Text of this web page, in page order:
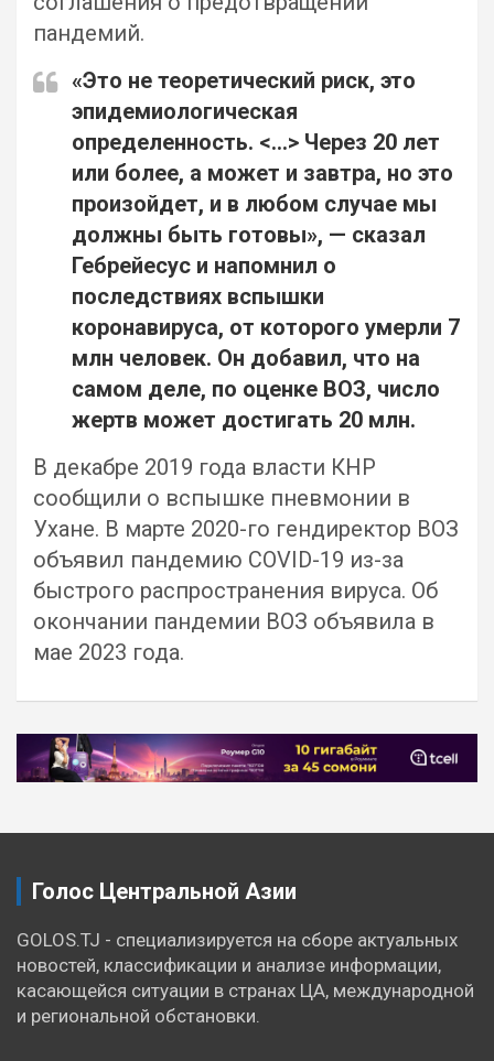
пандемий.
«Это не теоретический риск, это
эпидемиологическая
определенность. <…> Через 20 лет
или более, а может и завтра, но это
произойдет, и в любом случае мы
должны быть готовы», — сказал
Гебрейесус и напомнил о
последствиях вспышки
коронавируса, от которого умерли 7
млн человек. Он добавил, что на
самом деле, по оценке ВОЗ, число
жертв может достигать 20 млн.
В декабре 2019 года власти КНР
сообщили о вспышке пневмонии в
Ухане. В марте 2020-го гендиректор ВОЗ
объявил пандемию COVID-19 из-за
быстрого распространения вируса. Об
окончании пандемии ВОЗ объявила в
мае 2023 года.
Навигация
по
Голос Центральной Азии
GOLOS.TJ - специализируется на сборе актуальных
новостей, классификации и анализе информации,
касающейся ситуации в странах ЦА, международной
и региональной обстановки.